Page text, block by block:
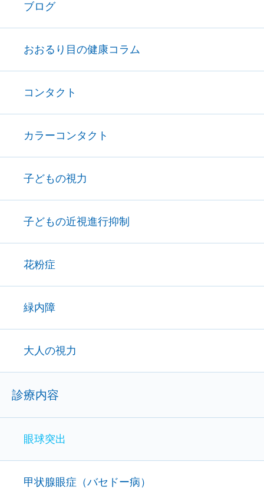
ブログ
おおるり目の健康コラム
コンタクト
カラーコンタクト
子どもの視力
子どもの近視進行抑制
花粉症
緑内障
大人の視力
診療内容
眼球突出
甲状腺眼症（バセドー病）